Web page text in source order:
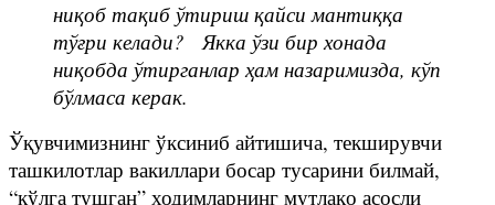
ниқоб тақиб ўтириш қайси мантиққа
тўғри келади? Якка ўзи бир хонада
ниқобда ўтирганлар ҳам назаримизда, кўп
бўлмаса керак.
Ўқувчимизнинг ўксиниб айтишича, текширувчи
ташкилотлар вакиллари босар тусарини билмай,
“қўлга тушган” ходимларнинг мутлақо асосли